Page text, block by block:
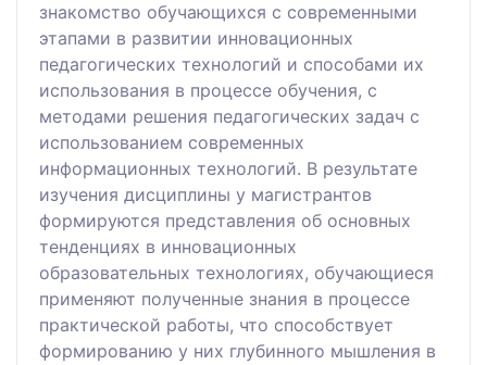
знакомство обучающихся с современными
этапами в развитии инновационных
педагогических технологий и способами их
использования в процессе обучения, с
методами решения педагогических задач с
использованием современных
информационных технологий. В результате
изучения дисциплины у магистрантов
формируются представления об основных
тенденциях в инновационных
образовательных технологиях, обучающиеся
применяют полученные знания в процессе
практической работы, что способствует
формированию у них глубинного мышления в